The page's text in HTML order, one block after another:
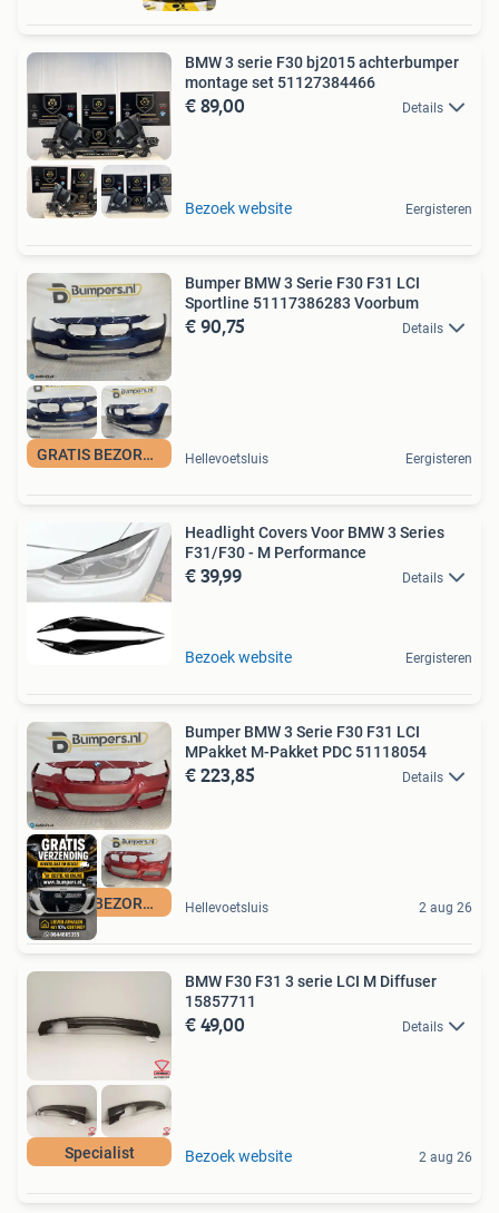
BMW 3 serie F30 bj2015 achterbumper
montage set 51127384466
€ 89,00 Details
Bezoek website Eergisteren
GRATIS BEZORGING
Bumper BMW 3 Serie F30 F31 LCI
Sportline 51117386283 Voorbum
€ 90,75 Details
Hellevoetsluis Eergisteren
Headlight Covers Voor BMW 3 Series
F31/F30 - M Performance
€ 39,99 Details
Bezoek website Eergisteren
GRATIS BEZORGING
Bumper BMW 3 Serie F30 F31 LCI
MPakket M-Pakket PDC 51118054
€ 223,85 Details
Hellevoetsluis 2 aug 26
Specialist
BMW F30 F31 3 serie LCI M Diffuser
15857711
€ 49,00 Details
Bezoek website 2 aug 26